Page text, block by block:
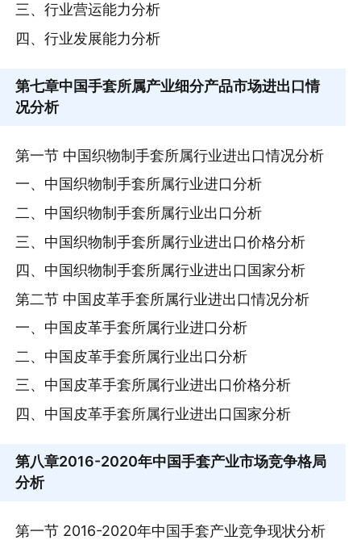
三、行业营运能力分析
四、行业发展能力分析
第七章中国手套所属产业细分产品市场进出口情
况分析
第一节 中国织物制手套所属行业进出口情况分析
一、中国织物制手套所属行业进口分析
二、中国织物制手套所属行业出口分析
三、中国织物制手套所属行业进出口价格分析
四、中国织物制手套所属行业进出口国家分析
第二节 中国皮革手套所属行业进出口情况分析
一、中国皮革手套所属行业进口分析
二、中国皮革手套所属行业出口分析
三、中国皮革手套所属行业进出口价格分析
四、中国皮革手套所属行业进出口国家分析
第八章2016-2020年中国手套产业市场竞争格局
分析
第一节 2016-2020年中国手套产业竞争现状分析